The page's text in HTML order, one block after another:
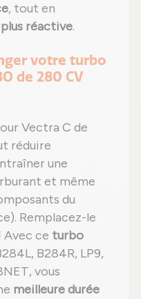
, tout en
plus réactive.
votre turbo
de 280 CV
Vectra C de
réduire
une
et même
du
Remplacez-le
Avec ce turbo
B284R, LP9,
vous
meilleure durée